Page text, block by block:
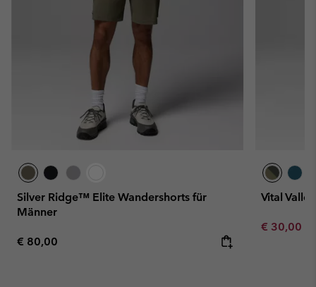
Silver Ridge™ Elite Wandershorts für
Männer
Regular price:
€ 80,00
Vital
Minimum
€ 30,00